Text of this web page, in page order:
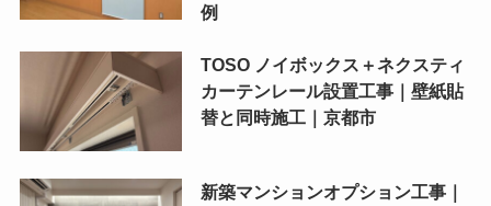
例
TOSO ノイボックス＋ネクスティ
カーテンレール設置工事｜壁紙貼
替と同時施工｜京都市
新築マンションオプション工事｜